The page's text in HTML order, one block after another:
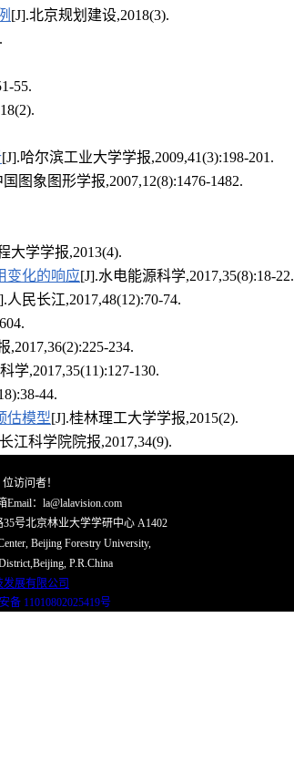
[J].北京规划建设,2018(3).
55.
[J].哈尔滨工业大学学报,2009,41(3):198-201.
国图象图形学报,2007,12(8):1476-1482.
大学学报,2013(4).
变化的响应[J].水电能源科学,2017,35(8):18-22.
人民长江,2017,48(12):70-74.
234.
学,2017,35(11):127-130.
44.
估模型[J].桂林理工大学学报,2015(2).
江科学院院报,2017,34(9).
位访问者！
：la@lalavision.com
号北京林业大学学研中心 A1402
Beijing Forestry University,
P.R.China
展有限公司
备 11010802025419号